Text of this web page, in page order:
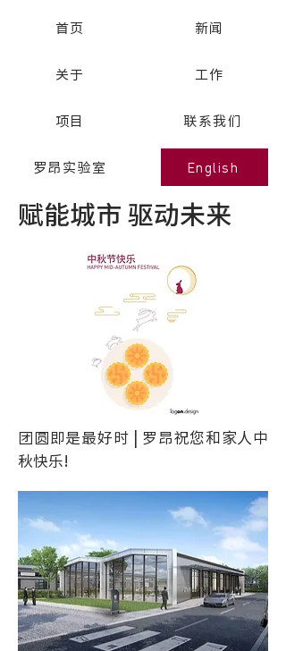
赋能城市 驱动未来
团圆即是最好时 | 罗昂祝您和家人中
秋快乐!
首页
关于
项目
罗昂实验室
新闻
工作
联系我们
English